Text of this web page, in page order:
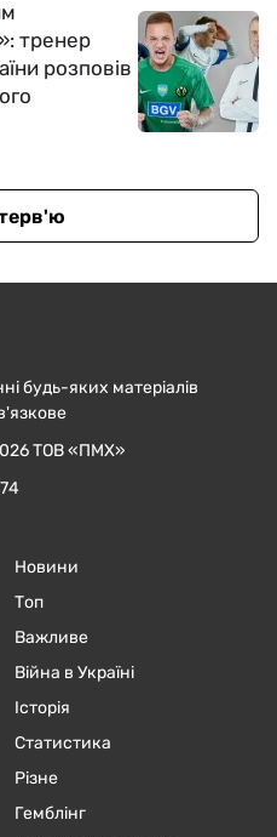
тренер
розповів
будь-яких матеріалів
ТОВ «ПМХ»
Новини
Топ
Важливе
Війна в Україні
Історія
Статистика
Різне
Гемблінг